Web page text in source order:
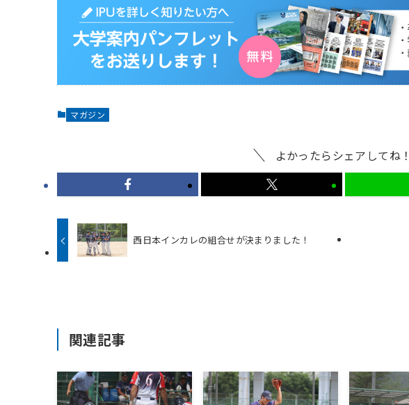
マガジン
よかったらシェアしてね！
西日本インカレの組合せが決まりました！
関連記事